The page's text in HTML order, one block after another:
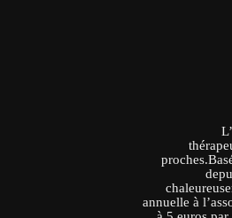
annuelle à